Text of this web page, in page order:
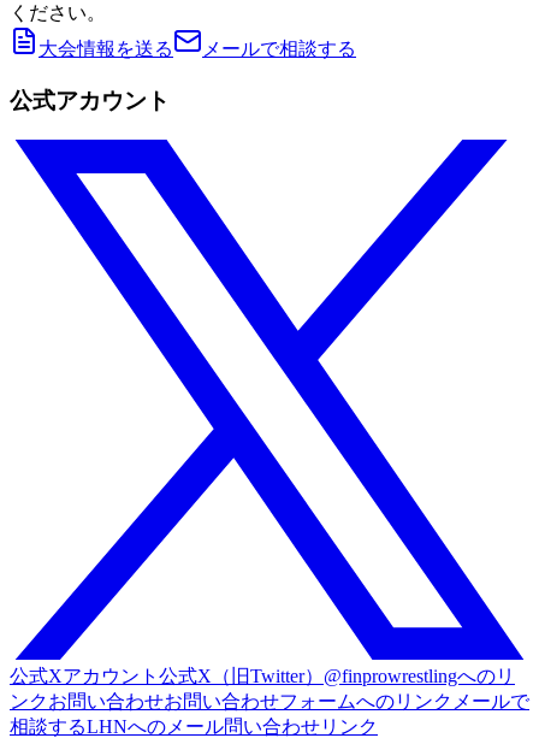
ください。
大会情報を送る
メールで相談する
公式アカウント
公式Xアカウント 公式X（旧Twitter）@finprowrestlingへのリ
ンクお問い合わせお問い合わせフォームへのリンク メールで
相談するLHNへのメール問い合わせリンク